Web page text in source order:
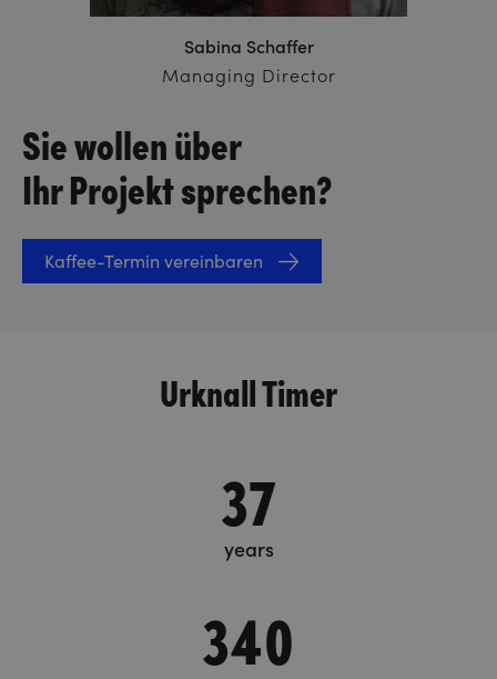
Sie wollen über
Ihr Projekt sprechen?
Kaffee-Termin vereinbaren
Sabina Schaffer
Managing Director
Urknall Timer
37
years
340